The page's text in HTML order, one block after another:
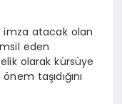
imza atacak olan
eden
olarak kürsüye
taşıdığını